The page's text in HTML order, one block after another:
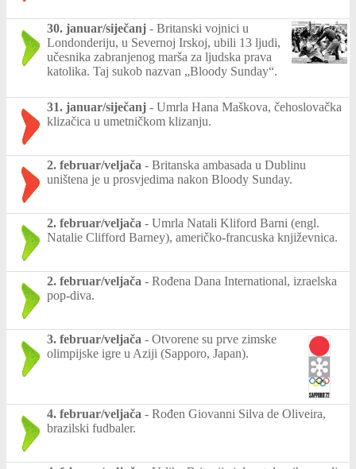
30. januar/siječanj - Britanski vojnici u
Londonderiju, u Severnoj Irskoj, ubili 13 ljudi,
učesnika zabranjenog marša za ljudska prava
katolika. Taj sukob nazvan „Bloody Sunday“.
31. januar/siječanj - Umrla Hana Maškova, čehoslovačka
klizačica u umetničkom klizanju.
2. februar/veljača - Britanska ambasada u Dublinu
uništena je u prosvjedima nakon Bloody Sunday.
2. februar/veljača - Umrla Natali Kliford Barni (engl.
Natalie Clifford Barney), američko-francuska književnica.
2. februar/veljača - Rođena Dana International, izraelska
pop-diva.
3. februar/veljača - Otvorene su prve zimske
olimpijske igre u Aziji (Sapporo, Japan).
4. februar/veljača - Rođen Giovanni Silva de Oliveira,
brazilski fudbaler.